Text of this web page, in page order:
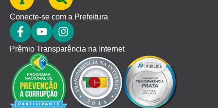
Conecte-se com a Prefeitura
Prêmio Transparência na Internet